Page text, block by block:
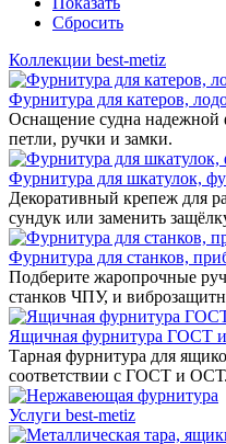
Сбросить
Коллекции best-metiz
Фурнитура для катеров,
Оснащение судна надежной
петли, ручки и замки.
Фурнитура для шкатулок,
Декоративный крепеж для
сундук или заменить
Фурнитура для станков,
Подберите жаропрочные
станков ЧПУ, и
Ящичная фурнитура ГОСТ
Тарная фурнитура для
соответствии с ГОСТ и ОСТ.
Услуги best-metiz